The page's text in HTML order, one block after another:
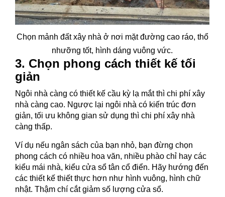
Chọn mảnh đất xây nhà ở nơi mặt đường cao ráo, thổ
nhưỡng tốt, hình dáng vuông vức.
3. Chọn phong cách thiết kế tối
giản
Ngôi nhà càng có thiết kế cầu kỳ lạ mắt thì chi phí xây
nhà càng cao. Ngược lại ngôi nhà có kiến trúc đơn
giản, tối ưu không gian sử dụng thì chi phí xây nhà
càng thấp.
Ví dụ nếu ngân sách của bạn nhỏ, bạn đừng chọn
phong cách có nhiều hoa văn, nhiều phào chỉ hay các
kiểu mái nhà, kiểu cửa sổ tân cổ điển. Hãy hướng đến
các thiết kế thiết thực hơn như hình vuông, hình chữ
nhật. Thậm chí cắt giảm số lượng cửa sổ.